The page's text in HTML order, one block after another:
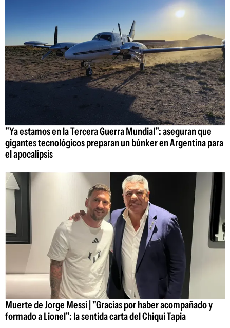
"Ya estamos en la Tercera Guerra Mundial": aseguran que
gigantes tecnológicos preparan un búnker en Argentina para
el apocalipsis
Muerte de Jorge Messi | "Gracias por haber acompañado y
formado a Lionel": la sentida carta del Chiqui Tapia